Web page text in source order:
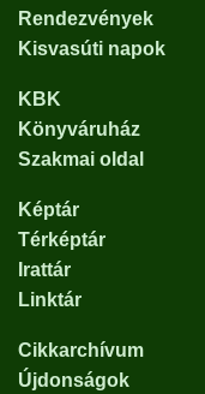
Rendezvények
Kisvasúti napok
KBK
Könyváruház
Szakmai oldal
Képtár
Térképtár
Irattár
Linktár
Cikkarchívum
Újdonságok